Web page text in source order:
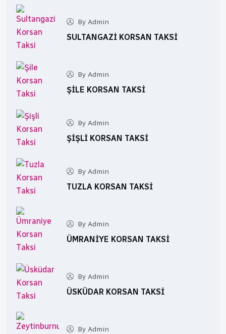
By Admin
SULTANGAZI KORSAN TAKSI
By Admin
ŞILE KORSAN TAKSI
By Admin
ŞIŞLI KORSAN TAKSI
By Admin
TUZLA KORSAN TAKSI
By Admin
ÜMRANIYE KORSAN TAKSI
By Admin
ÜSKÜDAR KORSAN TAKSI
By Admin